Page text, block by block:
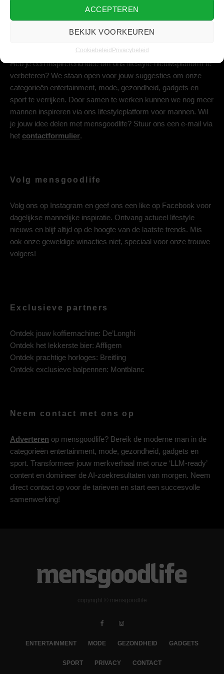
ACCEPTEREN
BEKIJK VOORKEUREN
Cookiebeleid Privacybeleid
Heb je een inspirerend idee om ons lifestyle-nieuwsplatform te
verbeteren? We staan open voor jouw suggesties om onze
categorieën entertainment, mode, gezondheid, gadgets en
sport te verrijken. Door samen te werken kunnen we nog meer
mannen inspireren via ons lifestyleplatform voor mannen. Wil
je jouw idee delen met mensgoodlife? Stuur ons een e-mail via
het contactformulier.
Volg mensgoodlife
Volg ons op Instagram en geef ons een like op Facebook voor
dagelijkse mannelijke inspiratie. Ontvang actueel lifestyle
nieuws en blijf altijd op de hoogte van de laatste trends. Mis
ook onze geweldige winacties niet, speciaal voor onze trouwe
volgers!
Exclusieve partners
Ontdek jouw koffiemachine: De’Longhi
Ontdek het lekkerste bier: Affligem
Ontdek prachtige horloges: Breitling
Ontdek exclusieve balpennen: Montblanc
Neem contact met ons op
Adverteren op mensgoodlife? Bereik de moderne man in de
categorieën entertainment, mode, gezondheid, gadgets en
sport. Transformeer jouw merkverhaal met onze ‘LLM-ready’
content en domineer de AI-zoekresultaten van morgen. Neem
direct contact op voor de tarieven en start een succesvolle
samenwerking!
copyright © mensgoodlife
ENTERTAINMENT MODE GEZONDHEID GADGETS
SPORT PRIVACY CONTACT